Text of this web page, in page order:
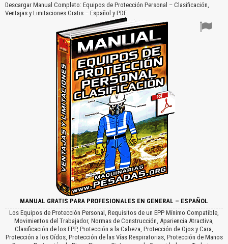
Descargar Manual Completo: Equipos de Protección Personal – Clasificación,
Ventajas y Limitaciones Gratis – Español y PDF.
MANUAL GRATIS PARA PROFESIONALES EN GENERAL – ESPAÑOL
Los Equipos de Protección Personal, Requisitos de un EPP Mínimo Compatible,
Movimientos del Trabajador, Normas de Construcción, Apariencia Atractiva,
Clasificación de los EPP, Protección a la Cabeza, Protección de Ojos y Cara,
Protección a los Oídos, Protección de las Vías Respiratorias, Protección de Manos